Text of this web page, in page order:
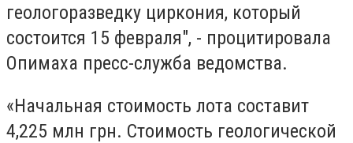
геологоразведку циркония, который
состоится 15 февраля", - процитировала
Опимаха пресс-служба ведомства.
«Начальная стоимость лота составит
4,225 млн грн. Стоимость геологической